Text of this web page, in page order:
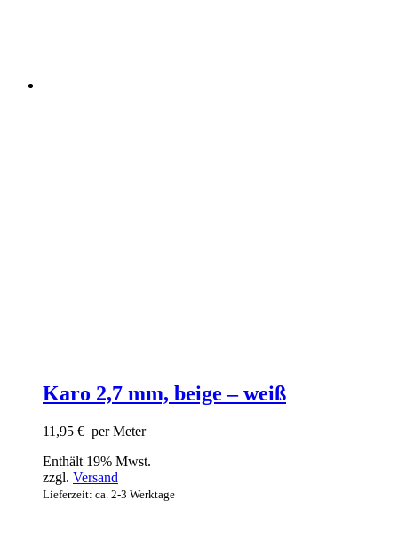
Karo 2,7 mm, beige – weiß
11,95 € per Meter
Enthält 19% Mwst.
zzgl. Versand
Lieferzeit: ca. 2-3 Werktage